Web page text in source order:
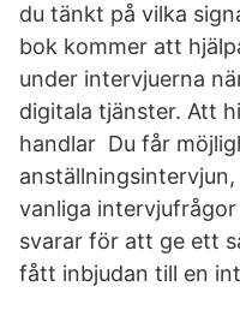
du tänkt på vilka
bok kommer att
under intervjuerna
digitala tjänster. Att
handlar Du får
vanliga
svarar för att ge ett
fått inbjudan till en